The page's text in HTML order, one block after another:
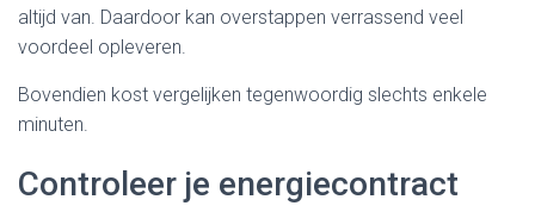
altijd van. Daardoor kan overstappen verrassend veel
voordeel opleveren.
Bovendien kost vergelijken tegenwoordig slechts enkele
minuten.
Controleer je energiecontract